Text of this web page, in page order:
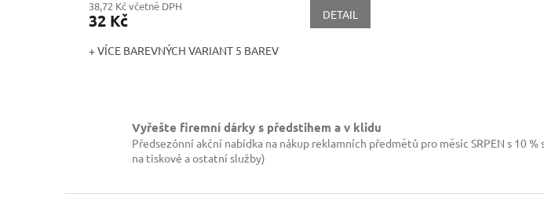
38,72 Kč včetně DPH
32 Kč DETAIL
+ VÍCE BAREVNÝCH VARIANT 5 BAREV
d
í
Vyřešte firemní dárky s předstihem a v klidu
Předsezónní akční nabídka na nákup reklamních předmětů pro měsíc SRPEN s 10
na tiskové a ostatní služby)